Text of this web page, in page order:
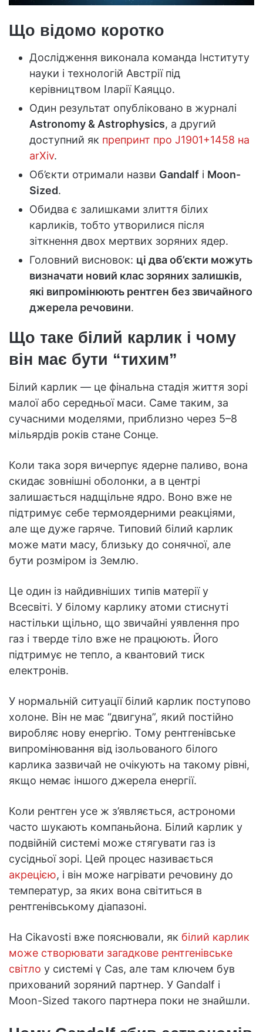
Що відомо коротко
Дослідження виконала команда Інституту
науки і технологій Австрії під
керівництвом Іларії Каяццо.
Один результат опубліковано в журналі
Astronomy & Astrophysics, а другий
доступний як препринт про J1901+1458 на
arXiv.
Об’єкти отримали назви Gandalf і Moon-
Sized.
Обидва є залишками злиття білих
карликів, тобто утворилися після
зіткнення двох мертвих зоряних ядер.
Головний висновок: ці два об’єкти можуть
визначати новий клас зоряних залишків,
які випромінюють рентген без звичайного
джерела речовини.
Що таке білий карлик і чому
він має бути “тихим”
Білий карлик — це фінальна стадія життя зорі
малої або середньої маси. Саме таким, за
сучасними моделями, приблизно через 5–8
мільярдів років стане Сонце.
Коли така зоря вичерпує ядерне паливо, вона
скидає зовнішні оболонки, а в центрі
залишається надщільне ядро. Воно вже не
підтримує себе термоядерними реакціями,
але ще дуже гаряче. Типовий білий карлик
може мати масу, близьку до сонячної, але
бути розміром із Землю.
Це один із найдивніших типів матерії у
Всесвіті. У білому карлику атоми стиснуті
настільки щільно, що звичайні уявлення про
газ і тверде тіло вже не працюють. Його
підтримує не тепло, а квантовий тиск
електронів.
У нормальній ситуації білий карлик поступово
холоне. Він не має “двигуна”, який постійно
виробляє нову енергію. Тому рентгенівське
випромінювання від ізольованого білого
карлика зазвичай не очікують на такому рівні,
якщо немає іншого джерела енергії.
Коли рентген усе ж з’являється, астрономи
часто шукають компаньйона. Білий карлик у
подвійній системі може стягувати газ із
сусідньої зорі. Цей процес називається
акрецією, і він може нагрівати речовину до
температур, за яких вона світиться в
рентгенівському діапазоні.
На Cikavosti вже пояснювали, як білий карлик
може створювати загадкове рентгенівське
світло у системі γ Cas, але там ключем був
прихований зоряний партнер. У Gandalf і
Moon-Sized такого партнера поки не знайшли.